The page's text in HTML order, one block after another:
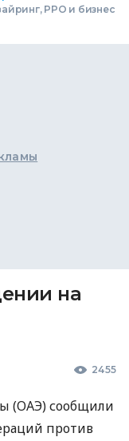
РРО и бизнес
на
2455
(ОАЭ) сообщили
против